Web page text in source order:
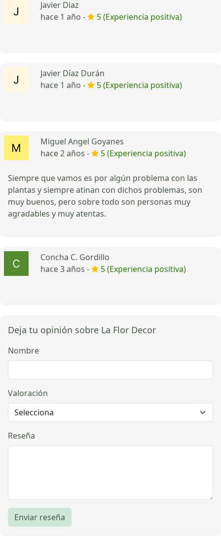
Javier Diaz
hace 1 año -
5 (Experiencia positiva)
Javier Díaz Durán
hace 1 año -
5 (Experiencia positiva)
Miguel Angel Goyanes
hace 2 años -
5 (Experiencia positiva)
Siempre que vamos es por algún problema con las
plantas y siempre atinan con dichos problemas, son
muy buenos, pero sobre todo son personas muy
agradables y muy atentas.
Concha C. Gordillo
hace 3 años -
5 (Experiencia positiva)
Deja tu opinión sobre La Flor Decor
Nombre
Valoración
Reseña
Enviar reseña